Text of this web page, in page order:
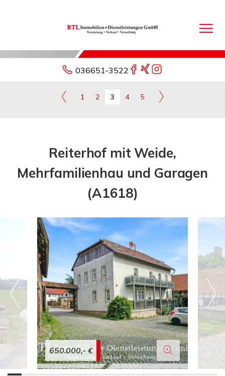
036651-3522
1 2 3 4 5
Reiterhof mit Weide,
Mehrfamilienhau und Garagen
(A1618)
650.000,- €